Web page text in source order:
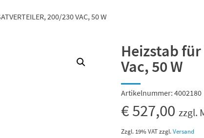
200/230 VAC, 50 W
Heizstab
Vac, 50 W
Artikelnummer: 4002180
€527,00 zzgl.
Zzgl. 19% VATzzgl.Versand